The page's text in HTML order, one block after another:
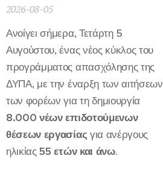
2026-08-05
Ανοίγει σήμερα, Τετάρτη 5
Αυγούστου, ένας νέος κύκλος του
προγράμματος απασχόλησης της
ΔΥΠΑ, με την έναρξη των αιτήσεων
των φορέων για τη δημιουργία
8.000 νέων επιδοτούμενων
θέσεων εργασίας για ανέργους
ηλικίας55 ετών και άνω.